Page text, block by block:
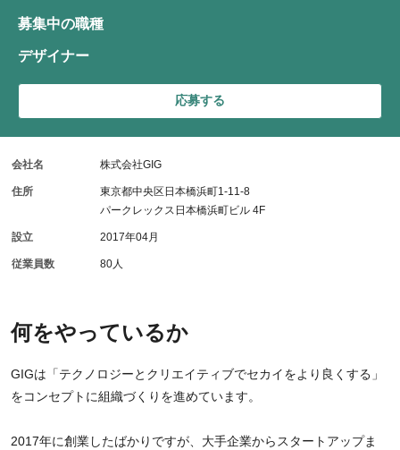
何をやっているか
GIGは「テクノロジーとクリエイティブでセカイをより良くする」
をコンセプトに組織づくりを進めています。
2017年に創業したばかりですが、大手企業からスタートアップま
募集中の職種
デザイナー
応募する
会社名 株式会社GIG
住所
東京都中央区日本橋浜町1-11-8
パークレックス日本橋浜町ビル 4F
設立 2017年04月
従業員数 80人